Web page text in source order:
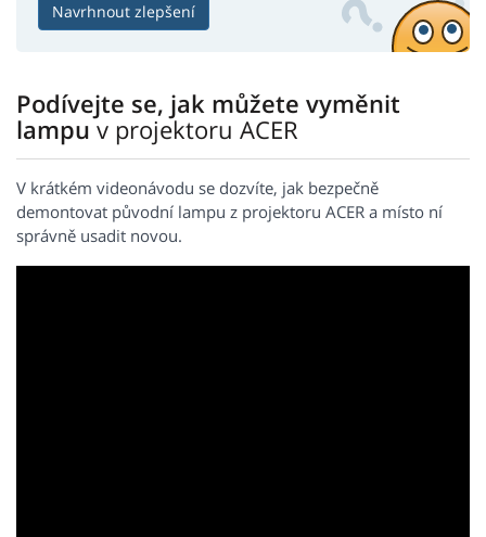
Navrhnout zlepšení
Podívejte se, jak můžete vyměnit
lampuv projektoru ACER
V krátkém videonávodu se dozvíte, jak bezpečně
demontovat původní lampu z projektoru ACER a místo ní
správně usadit novou.